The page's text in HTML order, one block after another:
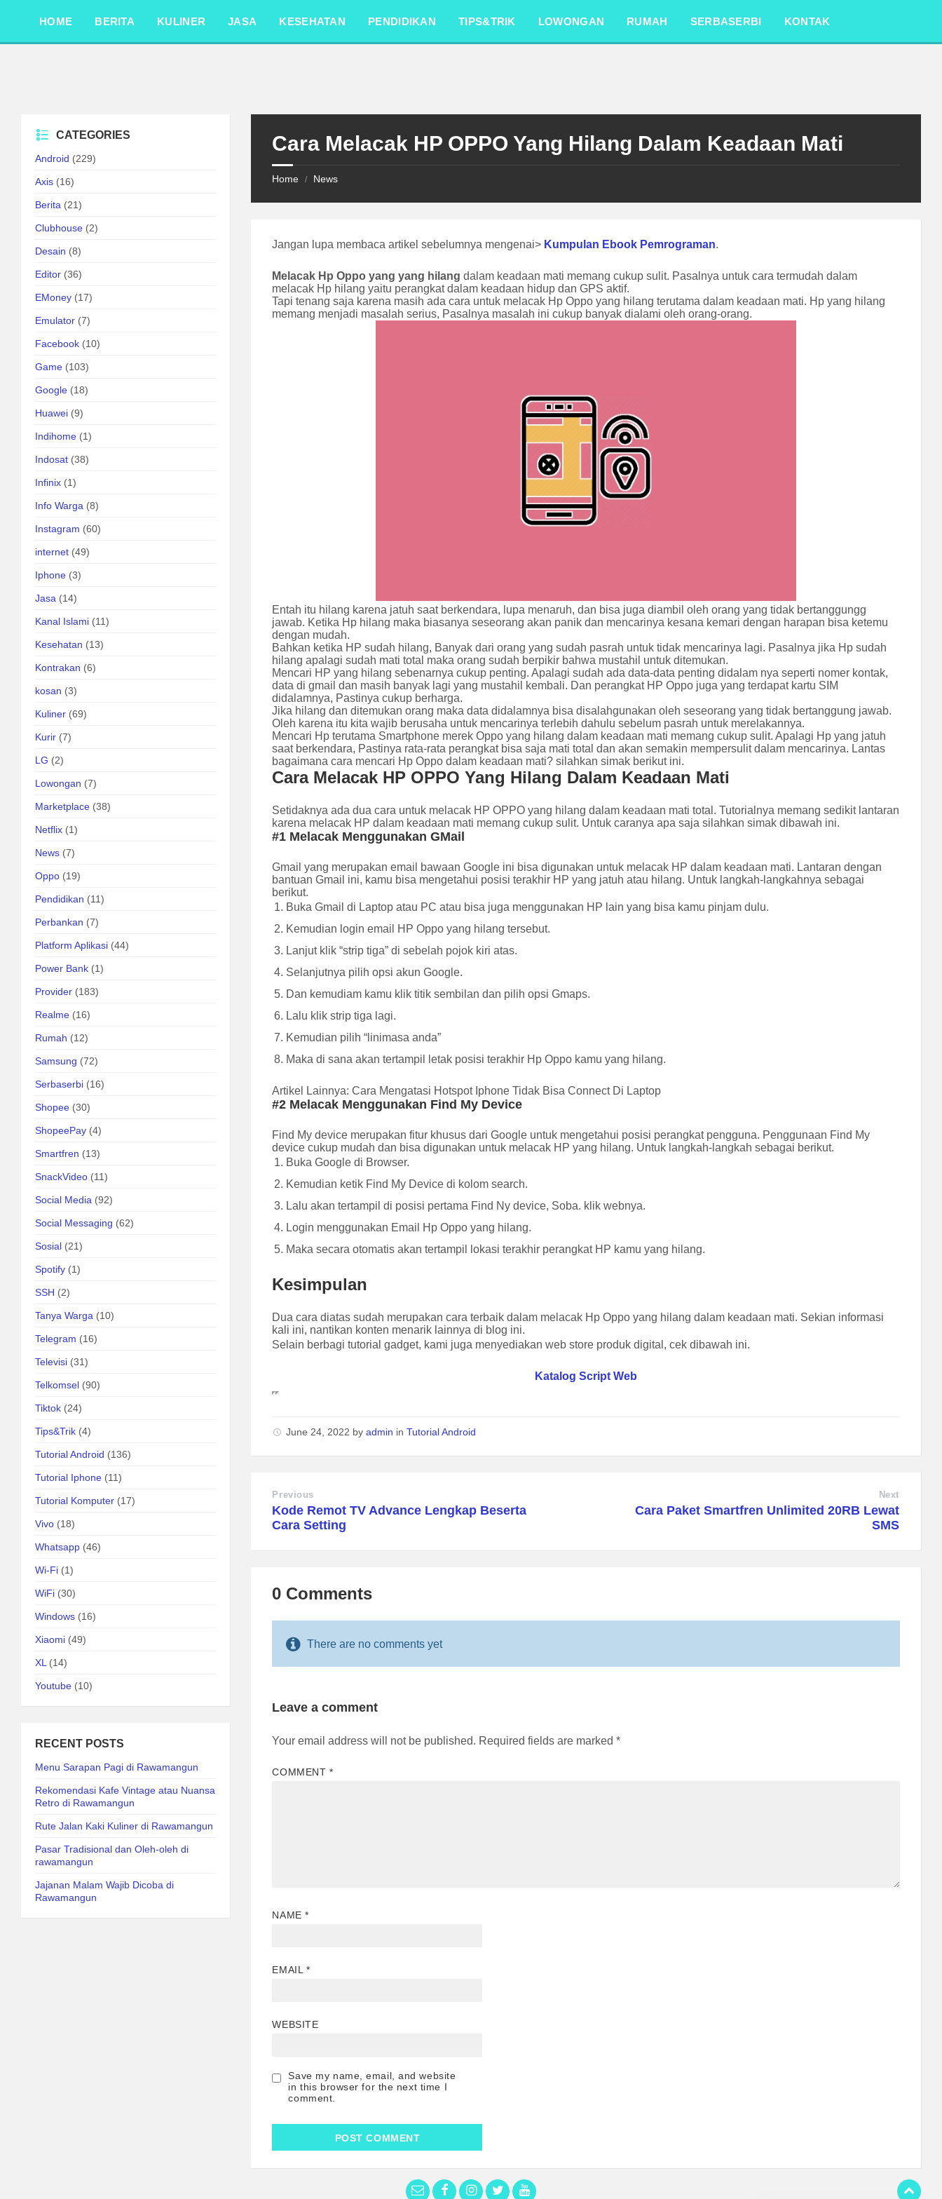
sidebar
HOME BERITA KULINER JASA KESEHATAN PENDIDIKAN TIPS&TRIK LOWONGAN RUMAH SERBASERBI KONTAK
Cara Melacak HP OPPO Yang Hilang Dalam Keadaan Mati
Home / News
Jangan lupa membaca artikel sebelumnya mengenai> Kumpulan Ebook Pemrograman.
Melacak Hp Oppo yang yang hilang dalam keadaan mati memang cukup sulit. Pasalnya untuk cara termudah dalam
melacak Hp hilang yaitu perangkat dalam keadaan hidup dan GPS aktif.
Tapi tenang saja karena masih ada cara untuk melacak Hp Oppo yang hilang terutama dalam keadaan mati. Hp yang hilang
memang menjadi masalah serius, Pasalnya masalah ini cukup banyak dialami oleh orang-orang.
Entah itu hilang karena jatuh saat berkendara, lupa menaruh, dan bisa juga diambil oleh orang yang tidak bertanggungg
jawab. Ketika Hp hilang maka biasanya seseorang akan panik dan mencarinya kesana kemari dengan harapan bisa ketemu
dengan mudah.
Bahkan ketika HP sudah hilang, Banyak dari orang yang sudah pasrah untuk tidak mencarinya lagi. Pasalnya jika Hp sudah
hilang apalagi sudah mati total maka orang sudah berpikir bahwa mustahil untuk ditemukan.
Mencari HP yang hilang sebenarnya cukup penting. Apalagi sudah ada data-data penting didalam nya seperti nomer kontak,
data di gmail dan masih banyak lagi yang mustahil kembali. Dan perangkat HP Oppo juga yang terdapat kartu SIM
didalamnya, Pastinya cukup berharga.
Jika hilang dan ditemukan orang maka data didalamnya bisa disalahgunakan oleh seseorang yang tidak bertanggung jawab.
Oleh karena itu kita wajib berusaha untuk mencarinya terlebih dahulu sebelum pasrah untuk merelakannya.
Mencari Hp terutama Smartphone merek Oppo yang hilang dalam keadaan mati memang cukup sulit. Apalagi Hp yang jatuh
saat berkendara, Pastinya rata-rata perangkat bisa saja mati total dan akan semakin mempersulit dalam mencarinya. Lantas
bagaimana cara mencari Hp Oppo dalam keadaan mati? silahkan simak berikut ini.
Cara Melacak HP OPPO Yang Hilang Dalam Keadaan Mati
Setidaknya ada dua cara untuk melacak HP OPPO yang hilang dalam keadaan mati total. Tutorialnya memang sedikit lantaran
karena melacak HP dalam keadaan mati memang cukup sulit. Untuk caranya apa saja silahkan simak dibawah ini.
#1 Melacak Menggunakan GMail
Gmail yang merupakan email bawaan Google ini bisa digunakan untuk melacak HP dalam keadaan mati. Lantaran dengan
bantuan Gmail ini, kamu bisa mengetahui posisi terakhir HP yang jatuh atau hilang. Untuk langkah-langkahnya sebagai
berikut.
Buka Gmail di Laptop atau PC atau bisa juga menggunakan HP lain yang bisa kamu pinjam dulu.
Kemudian login email HP Oppo yang hilang tersebut.
Lanjut klik “strip tiga” di sebelah pojok kiri atas.
Selanjutnya pilih opsi akun Google.
Dan kemudiam kamu klik titik sembilan dan pilih opsi Gmaps.
Lalu klik strip tiga lagi.
Kemudian pilih “linimasa anda”
Maka di sana akan tertampil letak posisi terakhir Hp Oppo kamu yang hilang.
Artikel Lainnya:Cara Mengatasi Hotspot Iphone Tidak Bisa Connect Di Laptop
#2 Melacak Menggunakan Find My Device
Find My device merupakan fitur khusus dari Google untuk mengetahui posisi perangkat pengguna. Penggunaan Find My
device cukup mudah dan bisa digunakan untuk melacak HP yang hilang. Untuk langkah-langkah sebagai berikut.
Buka Google di Browser.
Kemudian ketik Find My Device di kolom search.
Lalu akan tertampil di posisi pertama Find Ny device, Soba. klik webnya.
Login menggunakan Email Hp Oppo yang hilang.
Maka secara otomatis akan tertampil lokasi terakhir perangkat HP kamu yang hilang.
Kesimpulan
Dua cara diatas sudah merupakan cara terbaik dalam melacak Hp Oppo yang hilang dalam keadaan mati. Sekian informasi
kali ini, nantikan konten menarik lainnya di blog ini.
Selain berbagi tutorial gadget, kami juga menyediakan web store produk digital, cek dibawah ini.
Katalog Script Web
June 24, 2022 byadmin inTutorial Android
Previous
Kode Remot TV Advance Lengkap Beserta
Cara Setting
Next
Cara Paket Smartfren Unlimited 20RB Lewat
SMS
0 Comments
There are no comments yet
Leave a comment
Your email address will not be published. Required fields are marked*
COMMENT *
NAME*
EMAIL *
WEBSITE
Save my name, email, and website
in this browser for the next time I
comment.
CATEGORIES
Android (229)
Axis (16)
Berita (21)
Clubhouse (2)
Desain (8)
Editor (36)
EMoney (17)
Emulator (7)
Facebook (10)
Game (103)
Google (18)
Huawei (9)
Indihome (1)
Indosat (38)
Infinix (1)
Info Warga (8)
Instagram (60)
internet (49)
Iphone (3)
Jasa (14)
Kanal Islami (11)
Kesehatan (13)
Kontrakan (6)
kosan (3)
Kuliner (69)
Kurir (7)
LG (2)
Lowongan (7)
Marketplace (38)
Netflix (1)
News (7)
Oppo (19)
Pendidikan (11)
Perbankan (7)
Platform Aplikasi (44)
Power Bank (1)
Provider (183)
Realme (16)
Rumah (12)
Samsung (72)
Serbaserbi (16)
Shopee (30)
ShopeePay (4)
Smartfren (13)
SnackVideo (11)
Social Media (92)
Social Messaging (62)
Sosial (21)
Spotify (1)
SSH (2)
Tanya Warga (10)
Telegram (16)
Televisi (31)
Telkomsel (90)
Tiktok (24)
Tips&Trik (4)
Tutorial Android (136)
Tutorial Iphone (11)
Tutorial Komputer (17)
Vivo (18)
Whatsapp (46)
Wi-Fi (1)
WiFi (30)
Windows (16)
Xiaomi (49)
XL (14)
Youtube (10)
RECENT POSTS
Menu Sarapan Pagi di Rawamangun
Rekomendasi Kafe Vintage atau Nuansa
Retro di Rawamangun
Rute Jalan Kaki Kuliner di Rawamangun
Pasar Tradisional dan Oleh-oleh di
rawamangun
Jajanan Malam Wajib Dicoba di
Rawamangun